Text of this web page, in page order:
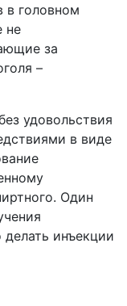
в головном
не
за
–
удовольствия
в виде
Один
инъекции